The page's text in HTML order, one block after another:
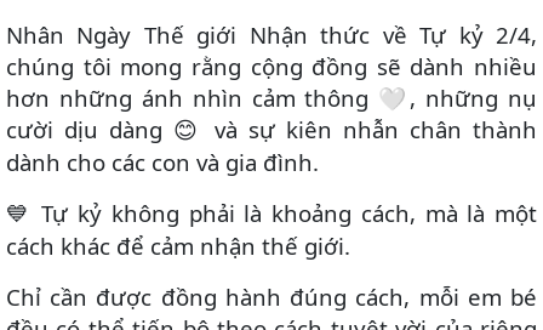
Nhân Ngày Thế giới Nhận thức về Tự kỷ 2/4,
chúng tôi mong rằng cộng đồng sẽ dành nhiều
hơn những ánh nhìn cảm thông 🤍, những nụ
cười dịu dàng 😊
và sự kiên nhẫn chân thành
dành cho các con và gia đình.
💙 Tự kỷ không phải là khoảng cách, mà là một
cách khác để cảm nhận thế giới.
Chỉ cần được đồng hành đúng cách, mỗi em bé